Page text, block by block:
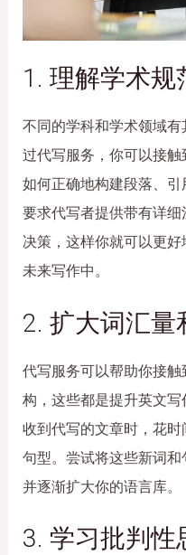
1. 理解学术规
不同的学科和学术领域
过代写服务，你可以接
如何正确地构建段落、
要求代写者提供带有详
决策，这样你就可以更
未来写作中。
2. 扩大词汇量
代写服务可以帮助你接
构，这些都是提升英文
收到代写的文章时，花
句型。尝试将这些新词和
并逐渐扩大你的语言库。
3. 学习批判性